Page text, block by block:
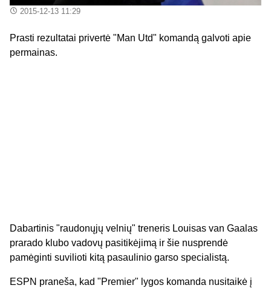
2015-12-13 11:29
Prasti rezultatai privertė "Man Utd" komandą galvoti apie
permainas.
Dabartinis "raudonųjų velnių" treneris Louisas van Gaalas
prarado klubo vadovų pasitikėjimą ir šie nusprendė
pamėginti suvilioti kitą pasaulinio garso specialistą.
ESPN praneša, kad "Premier" lygos komanda nusitaikė į